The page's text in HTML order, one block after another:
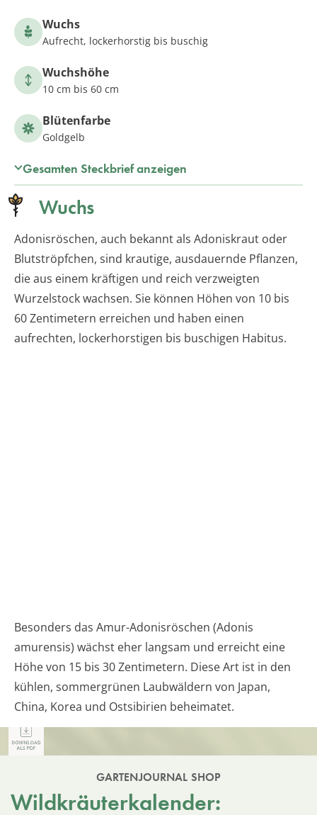
Wuchs
Aufrecht, lockerhorstig bis buschig
Wuchshöhe
10 cm bis 60 cm
Blütenfarbe
Goldgelb
Gesamten Steckbrief anzeigen
Wuchs
Adonisröschen, auch bekannt als Adoniskraut oder
Blutströpfchen, sind krautige, ausdauernde Pflanzen,
die aus einem kräftigen und reich verzweigten
Wurzelstock wachsen. Sie können Höhen von 10 bis
60 Zentimetern erreichen und haben einen
aufrechten, lockerhorstigen bis buschigen Habitus.
Besonders das Amur-Adonisröschen (Adonis
amurensis) wächst eher langsam und erreicht eine
Höhe von 15 bis 30 Zentimetern. Diese Art ist in den
kühlen, sommergrünen Laubwäldern von Japan,
China, Korea und Ostsibirien beheimatet.
GARTENJOURNAL SHOP
Wildkräuterkalender: